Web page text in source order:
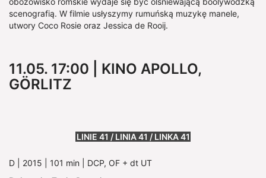
scenografią. W filmie usłyszymy rumuńską muzykę manele,
utwory Coco Rosie oraz Jessica de Rooij.
11.05. 17:00 | KINO APOLLO,
GÖRLITZ
LINIE 41 / LINIA 41 / LINKA 41
D | 2015 | 101 min | DCP, OF + dt UT